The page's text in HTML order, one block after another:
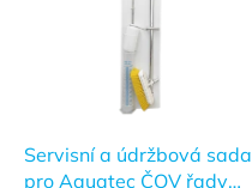
Servisní a údržbová sada
pro Aquatec ČOV řady